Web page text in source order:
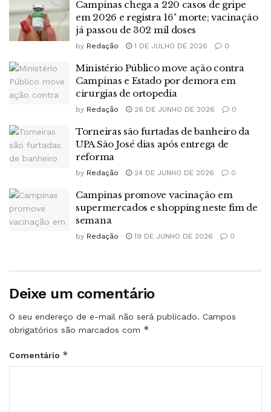
Campinas chega a 220 casos de gripe
em 2026 e registra 16ª morte; vacinação
já passou de 302 mil doses
by Redação 1 DE JULHO DE 2026 0
Ministério Público move ação contra
Campinas e Estado por demora em
cirurgias de ortopedia
by Redação 26 DE JUNHO DE 2026 0
Torneiras são furtadas de banheiro da
UPA São José dias após entrega de
reforma
by Redação 24 DE JUNHO DE 2026 0
Campinas promove vacinação em
supermercados e shopping neste fim de
semana
by Redação 19 DE JUNHO DE 2026 0
Deixe um comentário
O seu endereço de e-mail não será publicado. Campos
obrigatórios são marcados com *
Comentário *